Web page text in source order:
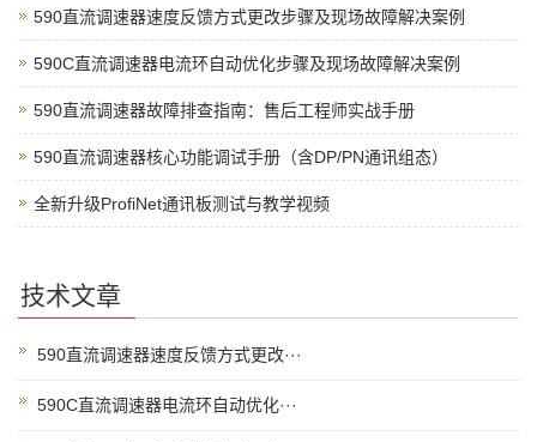
590直流调速器速度反馈方式更改步骤及现场故障解决案例
590C直流调速器电流环自动优化步骤及现场故障解决案例
590直流调速器故障排查指南：售后工程师实战手册
590直流调速器核心功能调试手册（含DP/PN通讯组态）
全新升级ProfiNet通讯板测试与教学视频
技术文章
590直流调速器速度反馈方式更改···
590C直流调速器电流环自动优化···